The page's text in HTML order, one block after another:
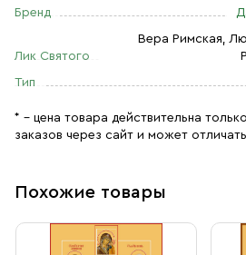
Бренд
Лик Святого
Вера Римская,
Тип
* – цена товара действительна
заказов через сайт и может
Похожие товары